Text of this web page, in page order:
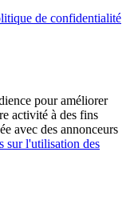
de confidentialité
pour améliorer
activité à des fins
avec des annonceurs
sur l'utilisation des